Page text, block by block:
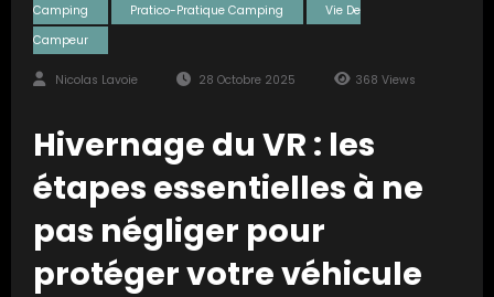
Camping
Pratico-Pratique Camping
Vie De
Campeur
Nicolas Lavoie 28 Octobre 2025 368 Views
Hivernage du VR : les
étapes essentielles à ne
pas négliger pour
protéger votre véhicule